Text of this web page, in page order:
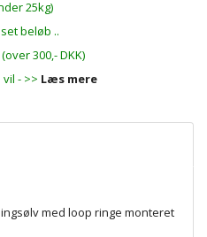
25kg)
beløb ..
(over 300,- DKK)
- >> Læs mere
med loop ringe monteret